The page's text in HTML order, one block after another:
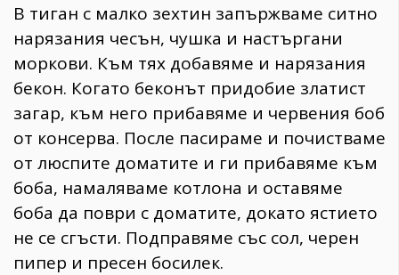
В тиган с малко зехтин запържваме ситно
нарязания чесън, чушка и настъргани
моркови. Към тях добавяме и нарязания
бекон. Когато беконът придобие златист
загар, към него прибавяме и червения боб
от консерва. После пасираме и почистваме
от люспите доматите и ги прибавяме към
боба, намаляваме котлона и оставяме
боба да поври с доматите, докато ястието
не се сгъсти. Подправяме със сол, черен
пипер и пресен босилек.